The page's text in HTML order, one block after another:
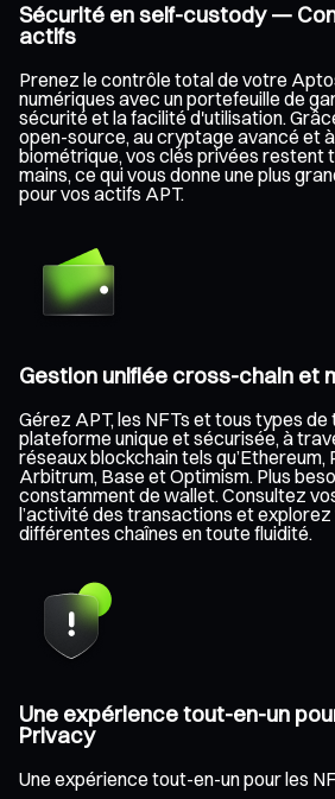
Sécurité en self-custody —
actifs
Prenez le contrôle total de votre
numériques avec un portefeuille de
sécurité et la facilité d'utilisation.
open-source, au cryptage avancé et
biométrique, vos clés privées restent
mains, ce qui vous donne une plus
pour vos actifs APT.
Gestion unifiée cross-chain et
Gérez APT, les NFTs et tous types de
plateforme unique et sécurisée, à
réseaux blockchain tels qu’Ethereum,
Arbitrum, Base et Optimism. Plus
constamment de wallet. Consultez
l’activité des transactions et
différentes chaînes en toute fluidité.
Une expérience tout-en-un
Privacy
Une expérience tout-en-un pour les